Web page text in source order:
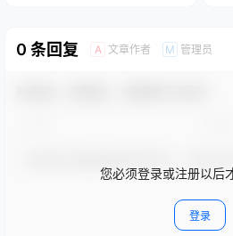
0 条回复 A 文章作者 M 管理员
您必须登录或注册以后
登录